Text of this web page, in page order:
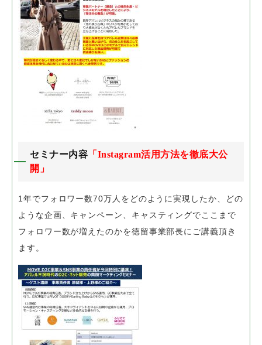
セミナー内容 「Instagram活用方法を徹底大公
開」
1年でフォロワー数70万人をどのように実現したか、
どの
ような企画、キャンペーン、キャスティングでここまで
フォロワー数が増えたのかを徳留事業部長にご講義頂き
ます。